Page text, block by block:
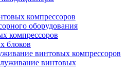
компрессоров
оборудования
компрессоров
блоков
винтовых компрессоров
винтовых